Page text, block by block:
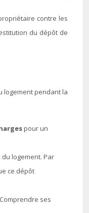
du dépôt de
logement pendant la
pour un
logement. Par
ce dépôt
ses